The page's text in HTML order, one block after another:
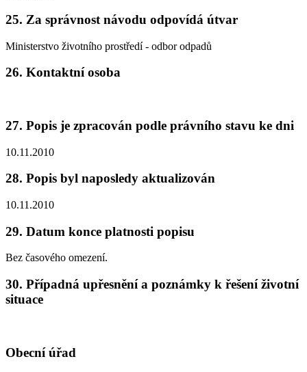
25. Za správnost návodu odpovídá útvar
Ministerstvo životního prostředí - odbor odpadů
26. Kontaktní osoba
27. Popis je zpracován podle právního stavu ke dni
10.11.2010
28. Popis byl naposledy aktualizován
10.11.2010
29. Datum konce platnosti popisu
Bez časového omezení.
30. Případná upřesnění a poznámky k řešení životní
situace
Obecní úřad